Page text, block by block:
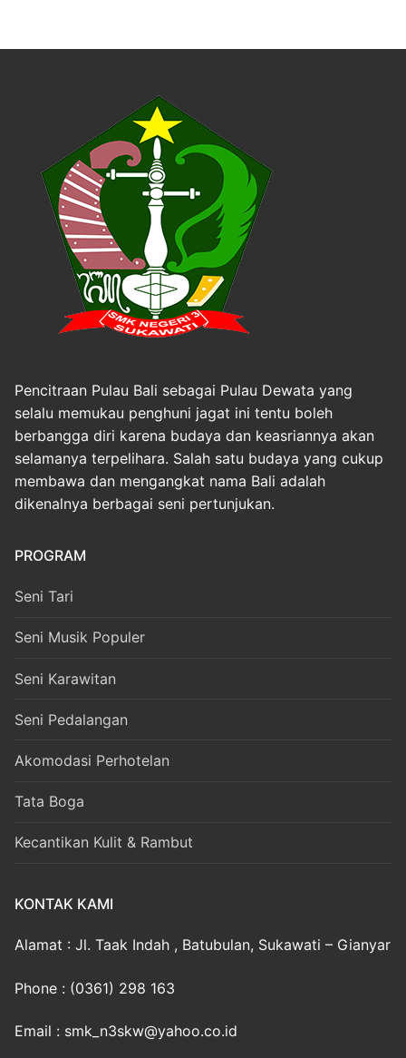
Pencitraan Pulau Bali sebagai Pulau Dewata yang
selalu memukau penghuni jagat ini tentu boleh
berbangga diri karena budaya dan keasriannya akan
selamanya terpelihara. Salah satu budaya yang cukup
membawa dan mengangkat nama Bali adalah
dikenalnya berbagai seni pertunjukan.
PROGRAM
Seni Tari
Seni Musik Populer
Seni Karawitan
Seni Pedalangan
Akomodasi Perhotelan
Tata Boga
Kecantikan Kulit & Rambut
KONTAK KAMI
Alamat : Jl. Taak Indah , Batubulan, Sukawati – Gianyar
Phone : (0361) 298 163
Email : smk_n3skw@yahoo.co.id